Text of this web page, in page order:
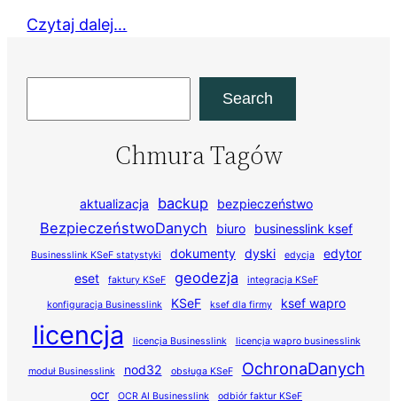
Czytaj dalej…
Search
Chmura Tagów
aktualizacja backup bezpieczeństwo
BezpieczeństwoDanych biuro businesslink ksef
Businesslink KSeF statystyki dokumenty dyski edycja
edytor
eset
faktury KSeF geodezja integracja KSeF
konfiguracja Businesslink KSeF ksef dla firmy ksef wapro
licencja licencja Businesslink licencja wapro businesslink
moduł Businesslink nod32 obsługa KSeF OchronaDanych
ocr OCR AI Businesslink odbiór faktur KSeF